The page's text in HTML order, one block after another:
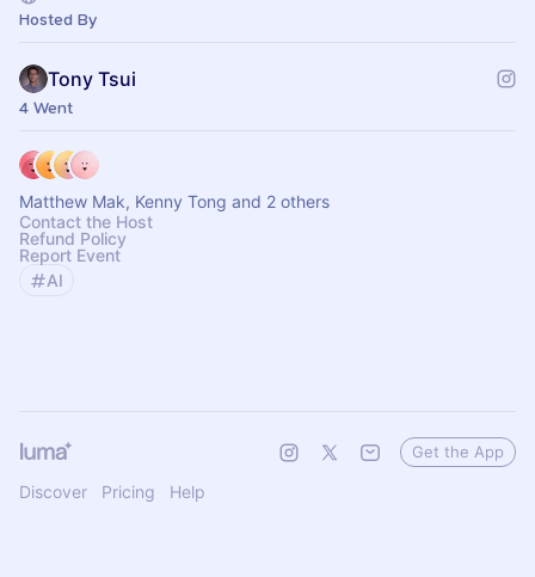
Hosted By
Tony Tsui
4 Went
Matthew Mak, Kenny Tong and 2 others
Contact the Host
Refund Policy
Report Event
AI
Discover Pricing Help
Get the App